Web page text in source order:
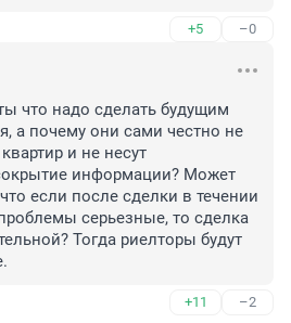
+5 –0
что надо сделать будущим
а почему они сами честно не
и не несут
информации? Может
если после сделки в течении
серьезные, то сделка
Тогда риелторы будут
+11 –2